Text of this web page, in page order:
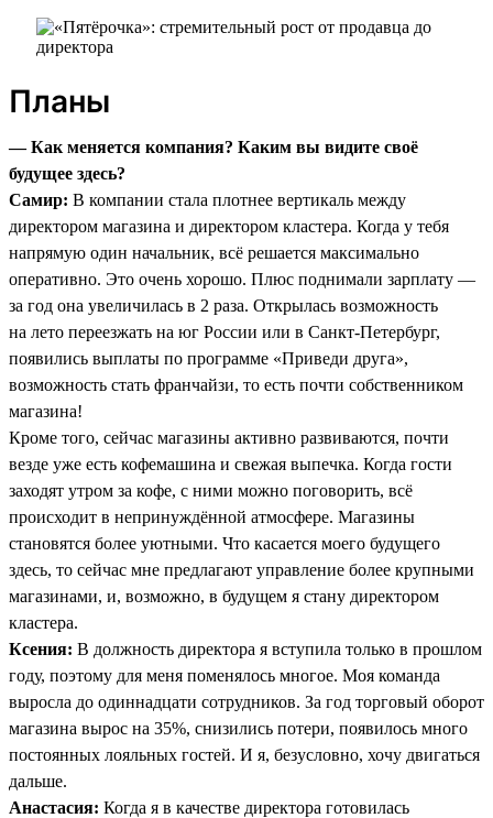
Планы
— Как меняется компания? Каким вы видите своё
будущее здесь?
Самир: В компании стала плотнее вертикаль между
директором магазина и директором кластера. Когда у тебя
напрямую один начальник, всё решается максимально
оперативно. Это очень хорошо. Плюс поднимали зарплату —
за год она увеличилась в 2 раза. Открылась возможность
на лето переезжать на юг России или в Санкт-Петербург,
появились выплаты по программе «Приведи друга»,
возможность стать франчайзи, то есть почти собственником
магазина!
Кроме того, сейчас магазины активно развиваются, почти
везде уже есть кофемашина и свежая выпечка. Когда гости
заходят утром за кофе, с ними можно поговорить, всё
происходит в непринуждённой атмосфере. Магазины
становятся более уютными. Что касается моего будущего
здесь, то сейчас мне предлагают управление более крупными
магазинами, и, возможно, в будущем я стану директором
кластера.
Ксения: В должность директора я вступила только в прошлом
году, поэтому для меня поменялось многое. Моя команда
выросла до одиннадцати сотрудников. За год торговый оборот
магазина вырос на 35%, снизились потери, появилось много
постоянных лояльных гостей. И я, безусловно, хочу двигаться
дальше.
Анастасия: Когда я в качестве директора готовилась